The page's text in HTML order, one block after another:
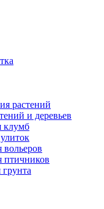
растений
и деревьев
клумб
вольеров
птичников